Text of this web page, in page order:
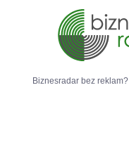
Biznesradar bez reklam?